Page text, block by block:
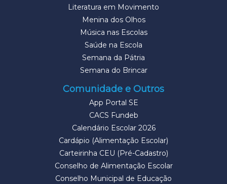
Literatura em Movimento
Menina dos Olhos
Música nas Escolas
Saúde na Escola
Semana da Pátria
Semana do Brincar
Comunidade e Outros
App Portal SE
CACS Fundeb
Calendário Escolar 2026
Cardápio (Alimentação Escolar)
Carteirinha CEU (Pré-Cadastro)
Conselho de Alimentação Escolar
Conselho Municipal de Educação